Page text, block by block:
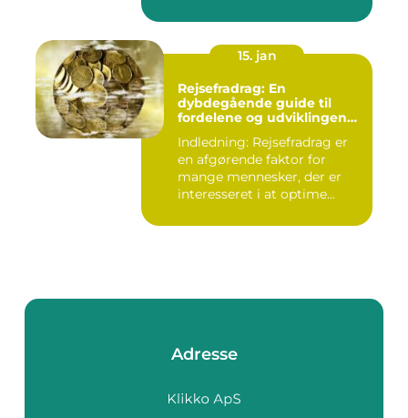
15. jan
Rejsefradrag: En
dybdegående guide til
fordelene og udviklingen
Indledning: Rejsefradrag er
en afgørende faktor for
mange mennesker, der er
interesseret i at optime...
Adresse